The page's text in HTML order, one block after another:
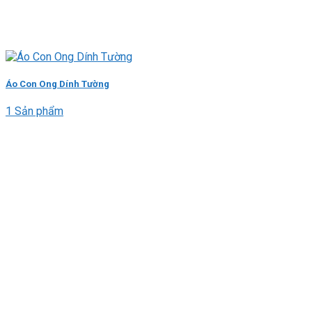
Áo Con Ong Dính Tường
1 Sản phẩm